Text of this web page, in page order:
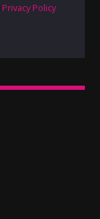
Privacy Policy